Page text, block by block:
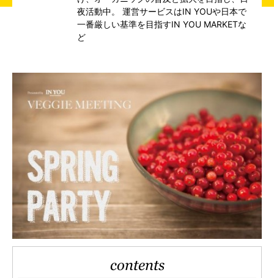
夜活動中。 運営サービスはIN YOUや日本で
一番厳しい基準を目指すIN YOU MARKETな
ど
contents